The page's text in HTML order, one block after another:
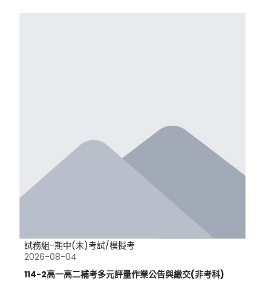
試務組-期中(末)考試/模擬考
2026-08-04
114-2高一高二補考多元評量作業公告與繳交(非考科)